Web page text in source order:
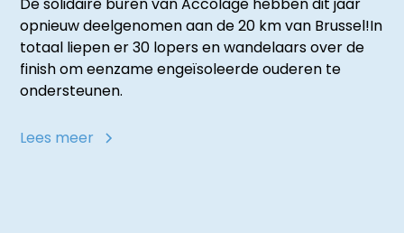
opnieuw deelgenomen aan de 20 km van Brussel!In
totaal liepen er 30 lopers en wandelaars over de
finish om eenzame engeïsoleerde ouderen te
ondersteunen.
Lees meer